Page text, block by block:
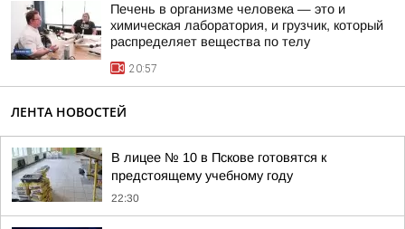
Печень в организме человека — это и
химическая лаборатория, и грузчик, который
распределяет вещества по телу
20:57
ЛЕНТА НОВОСТЕЙ
В лицее № 10 в Пскове готовятся к
предстоящему учебному году
22:30